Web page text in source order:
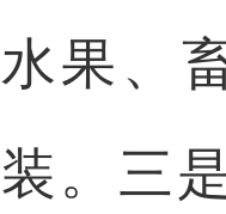
水果、
装。三